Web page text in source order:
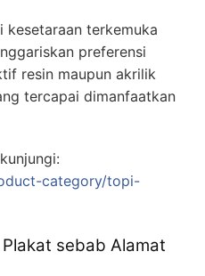
kesetaraan terkemuka
preferensi
resin maupun akrilik
tercapai dimanfaatkan
category/topi-
sebab Alamat